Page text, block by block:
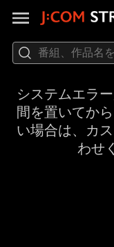
システムエラ
間を置いてか
い場合は、カ
わせ